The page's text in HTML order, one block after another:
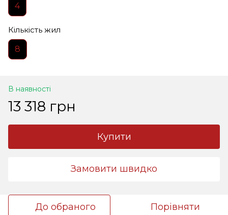
4
Кількість жил
8
В наявності
13 318 грн
Купити
Замовити швидко
До обраного Порівняти